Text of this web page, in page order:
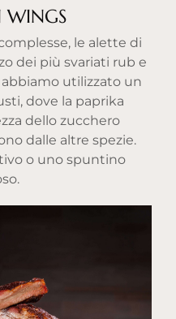
WINGS
le alette di
dei più svariati rub e
utilizzato un
dove la paprika
dello zucchero
dalle altre spezie.
o uno spuntino